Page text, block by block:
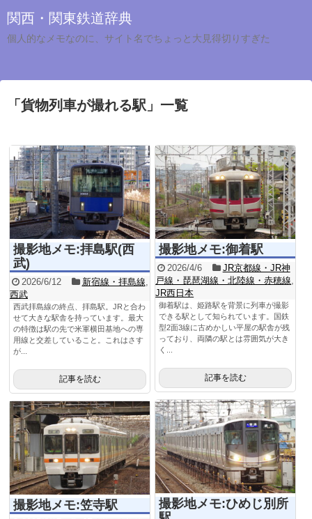
関西・関東鉄道辞典
個人的なメモなのに、サイト名でちょっと大見得切りすぎた
「 貨物列車が撮れる駅 」 一覧
撮影地メモ:拝島駅(西
武)
2026/6/12 新宿線・拝島線
西武
西武拝島線の終点、拝島駅。JRと合わ
せて大きな駅舎を持っています。最大
の特徴は駅の先で米軍横田基地への専
用線と交差していること。これはさす
が...
記事を読む
撮影地メモ:御着駅
2026/4/6
JR京都線・JR神
戸線・琵琶湖線・北陸線・赤穂線
JR西日本
御着駅は、姫路駅を背景に列車が撮影
できる駅として知られています。国鉄
型2面3線に古めかしい平屋の駅舎が残
っており、両隣の駅とは雰囲気が大き
く...
記事を読む
撮影地メモ:ひめじ別所
撮影地メモ:笠寺駅